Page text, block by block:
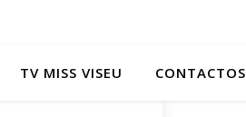
TV MISS VISEU CONTACTOS